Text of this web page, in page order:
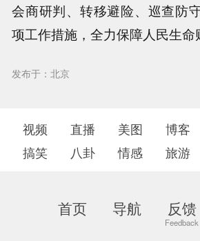
会商研判、转移避险、巡查防
项工作措施，全力保障人民生命
发布于：北京
视频 直播 美图 博客
搞笑
八卦 情感 旅游
首页 导航 反馈